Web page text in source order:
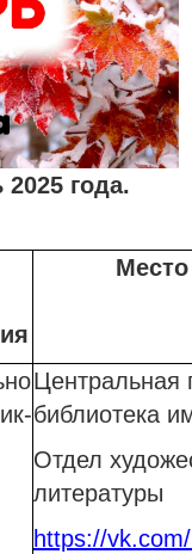
года.
Центральная
библиотека
Отдел
литературы
https://